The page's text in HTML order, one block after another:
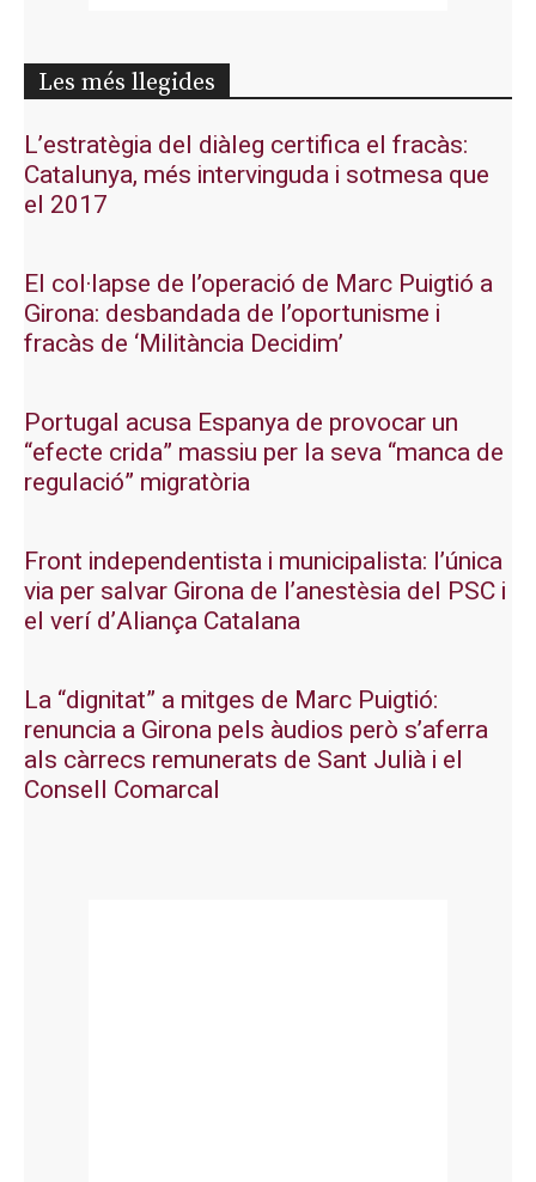
Les més llegides
L’estratègia del diàleg certifica el fracàs:
Catalunya, més intervinguda i sotmesa que
el 2017
El col·lapse de l’operació de Marc Puigtió a
Girona: desbandada de l’oportunisme i
fracàs de ‘Militància Decidim’
Portugal acusa Espanya de provocar un
“efecte crida” massiu per la seva “manca de
regulació” migratòria
Front independentista i municipalista: l’única
via per salvar Girona de l’anestèsia del PSC i
el verí d’Aliança Catalana
La “dignitat” a mitges de Marc Puigtió:
renuncia a Girona pels àudios però s’aferra
als càrrecs remunerats de Sant Julià i el
Consell Comarcal